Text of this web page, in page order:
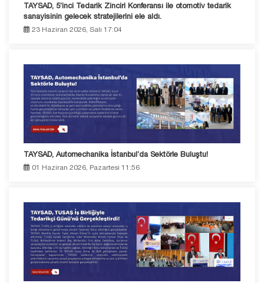
TAYSAD, 5’inci Tedarik Zinciri Konferansı ile otomotiv tedarik
sanayisinin gelecek stratejilerini ele aldı.
23 Haziran 2026, Salı 17:04
TAYSAD, Automechanika İstanbul’da Sektörle Buluştu!
01 Haziran 2026, Pazartesi 11:56